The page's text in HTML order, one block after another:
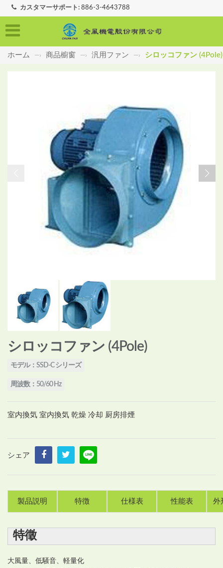
カスタマーサポート: 886-3-4643788
ホーム —› 商品櫥窗 —› 汎用ファン —› シロッコファン (4Pole)
シロッコファン (4Pole)
モデル：SSD-C シリーズ
周波数：50/60 Hz
室内換気 室内換気 乾燥 冷却 厨房排煙
シェア
製品説明 特徴 仕様表 性能表 外
特徵
大風量、低騒音、軽量化